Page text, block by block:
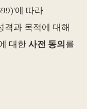
에 따라
격과 목적에 대해
대한 사전 동의 를